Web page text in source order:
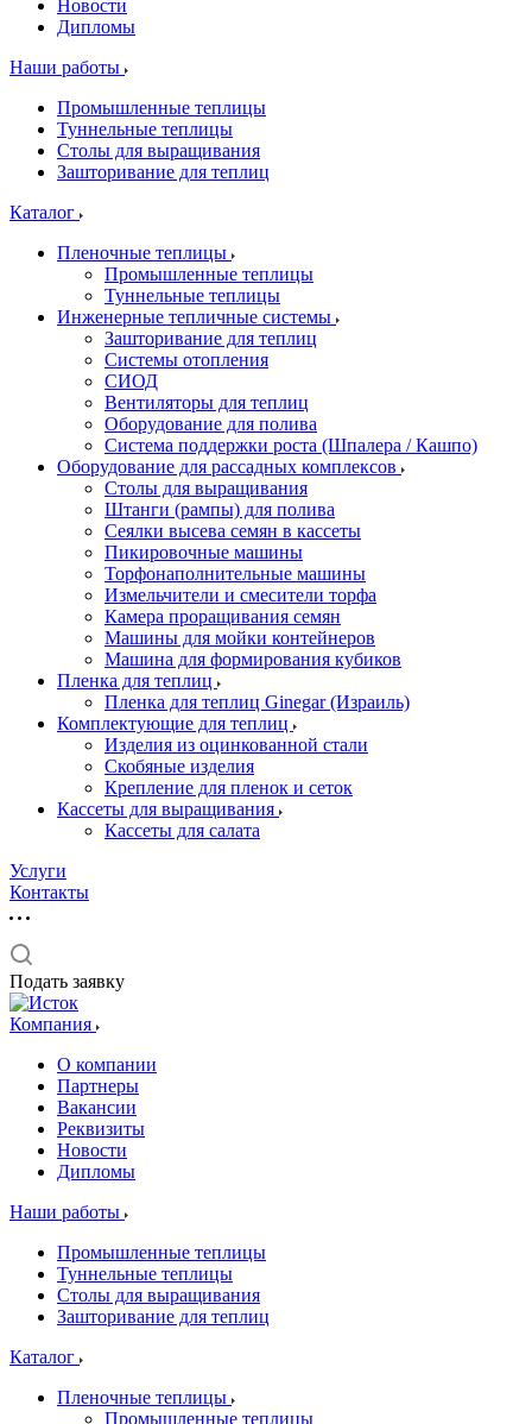
Новости
Дипломы
Наши работы
Промышленные теплицы
Туннельные теплицы
Столы для выращивания
Зашторивание для теплиц
Каталог
Пленочные теплицы
Промышленные теплицы
Туннельные теплицы
Инженерные тепличные системы
Зашторивание для теплиц
Системы отопления
СИОД
Вентиляторы для теплиц
Оборудование для полива
Система поддержки роста (Шпалера / Кашпо)
Оборудование для рассадных комплексов
Столы для выращивания
Штанги (рампы) для полива
Сеялки высева семян в кассеты
Пикировочные машины
Торфонаполнительные машины
Измельчители и смесители торфа
Камера проращивания семян
Машины для мойки контейнеров
Машина для формирования кубиков
Пленка для теплиц
Пленка для теплиц Ginegar (Израиль)
Комплектующие для теплиц
Изделия из оцинкованной стали
Скобяные изделия
Крепление для пленок и сеток
Кассеты для выращивания
Кассеты для салата
Услуги
Контакты
Подать заявку
Компания
О компании
Партнеры
Вакансии
Реквизиты
Новости
Дипломы
Наши работы
Промышленные теплицы
Туннельные теплицы
Столы для выращивания
Зашторивание для теплиц
Каталог
Пленочные теплицы
Промышленные теплицы